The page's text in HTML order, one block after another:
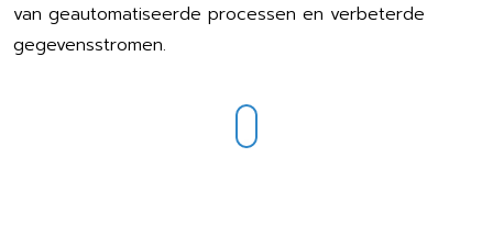
van geautomatiseerde processen en verbeterde
gegevensstromen.